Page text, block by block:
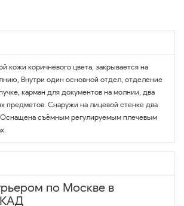
кожи коричневого цвета, закрывается на
Внутри один основной отдел, отделение
карман для документов на молнии, два
предметов. Снаружи на лицевой стенке два
Оснащена съёмным регулируемым плечевым
по Москве в